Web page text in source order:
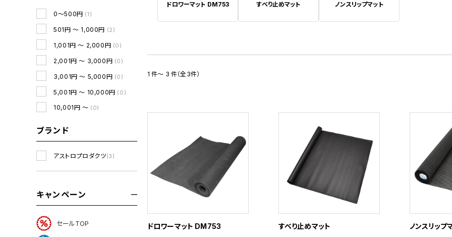
0～500円 (1)
501円 ～ 1,000円 (2)
1,001円 ～ 2,000円 (0)
2,001円 ～ 3,000円 (0)
3,001円 ～ 5,000円 (0)
5,001円 ～ 10,000円 (0)
10,001円 ～ (0)
ブランド
アストロプロダクツ(3)
キャンペーン
セールTOP
ドロワーマット DM753 すべり止めマット ノンスリップマット
1 件～ 3 件（全3件）
ドロワーマット DM753 すべり止めマット ノンスリップ